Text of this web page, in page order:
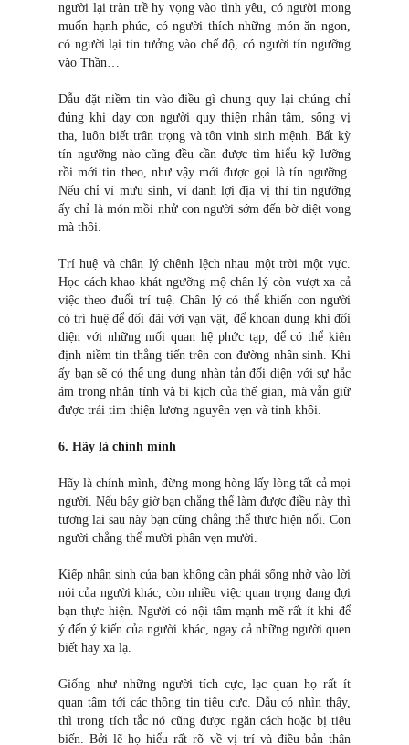
người lại tràn trề hy vọng vào tình yêu, có người mong
muốn hạnh phúc, có người thích những món ăn ngon,
có người lại tin tưởng vào chế độ, có người tín ngưỡng
vào Thần…
Dẫu đặt niềm tin vào điều gì chung quy lại chúng chỉ
đúng khi dạy con người quy thiện nhân tâm, sống vị
tha, luôn biết trân trọng và tôn vinh sinh mệnh. Bất kỳ
tín ngưỡng nào cũng đều cần được tìm hiểu kỹ lưỡng
rồi mới tin theo, như vậy mới được gọi là tín ngưỡng.
Nếu chỉ vì mưu sinh, vì danh lợi địa vị thì tín ngưỡng
ấy chỉ là món mồi nhử con người sớm đến bờ diệt vong
mà thôi.
Trí huệ và chân lý chênh lệch nhau một trời một vực.
Học cách khao khát ngưỡng mộ chân lý còn vượt xa cả
việc theo đuổi trí tuệ. Chân lý có thể khiến con người
có trí huệ để đối đãi với vạn vật, để khoan dung khi đối
diện với những mối quan hệ phức tạp, để có thể kiên
định niềm tin thẳng tiến trên con đường nhân sinh. Khi
ấy bạn sẽ có thể ung dung nhàn tản đối diện với sự hắc
ám trong nhân tính và bi kịch của thế gian, mà vẫn giữ
được trái tim thiện lương nguyên vẹn và tinh khôi.
6. Hãy là chính mình
Hãy là chính mình, đừng mong hòng lấy lòng tất cả mọi
người. Nếu bây giờ bạn chẳng thể làm được điều này thì
tương lai sau này bạn cũng chẳng thể thực hiện nổi. Con
người chẳng thể mười phân vẹn mười.
Kiếp nhân sinh của bạn không cần phải sống nhờ vào lời
nói của người khác, còn nhiều việc quan trọng đang đợi
bạn thực hiện. Người có nội tâm mạnh mẽ rất ít khi để
ý đến ý kiến của người khác, ngay cả những người quen
biết hay xa lạ.
Giống như những người tích cực, lạc quan họ rất ít
quan tâm tới các thông tin tiêu cực. Dẫu có nhìn thấy,
thì trong tích tắc nó cũng được ngăn cách hoặc bị tiêu
biến. Bởi lẽ họ hiểu rất rõ về vị trí và điều bản thân